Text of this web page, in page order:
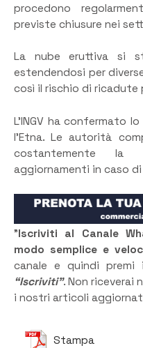
procedono
previste chiusure nei
La nube eruttiva si
estendendosi per
così il rischio di ricadute
L’INGV ha confermato
l’Etna. Le autorità
costantemente la
aggiornamenti in caso
”Iscriviti al Canale
modo semplice e
canale e quindi
“Iscriviti”. Non riceverai
i nostri articoli
Stampa